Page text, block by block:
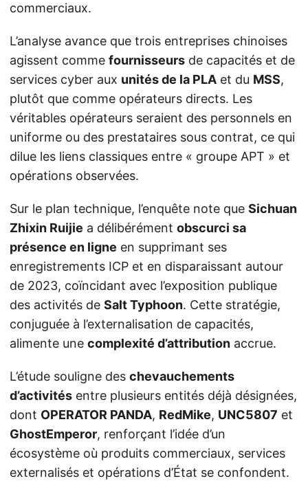
commerciaux.
L’analyse avance que trois entreprises chinoises
agissent comme fournisseurs de capacités et de
services cyber aux unités de la PLA et du MSS,
plutôt que comme opérateurs directs. Les
véritables opérateurs seraient des personnels en
uniforme ou des prestataires sous contrat, ce qui
dilue les liens classiques entre « groupe APT » et
opérations observées.
Sur le plan technique, l’enquête note que Sichuan
Zhixin Ruijie a délibérément obscurci sa
présence en ligne en supprimant ses
enregistrements ICP et en disparaissant autour
de 2023, coïncidant avec l’exposition publique
des activités de Salt Typhoon. Cette stratégie,
conjuguée à l’externalisation de capacités,
alimente une complexité d’attribution accrue.
L’étude souligne des chevauchements
d’activités entre plusieurs entités déjà désignées,
dont OPERATOR PANDA, RedMike, UNC5807 et
GhostEmperor, renforçant l’idée d’un
écosystème où produits commerciaux, services
externalisés et opérations d’État se confondent.